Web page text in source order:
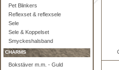
Pet Blinkers
Reflexset & reflexsele
Sele
Sele & Koppelset
Smyckeshalsband
CHARMS
Bokstäver m.m. - Guld